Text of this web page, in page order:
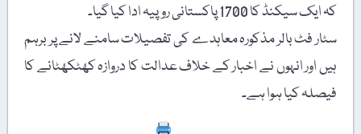
کہ ایک سیکنڈ کا 1700 پاکستانی روپیہ ادا کیا گیا۔
سٹار فٹ بالر مذکورہ معاہدے کی تفصیلات سامنے لانے پر برہم
ہیں اور انہوں نے اخبار کے خلاف عدالت کا دروازہ کھٹکھٹانے کا
فیصلہ کیا ہوا ہے۔